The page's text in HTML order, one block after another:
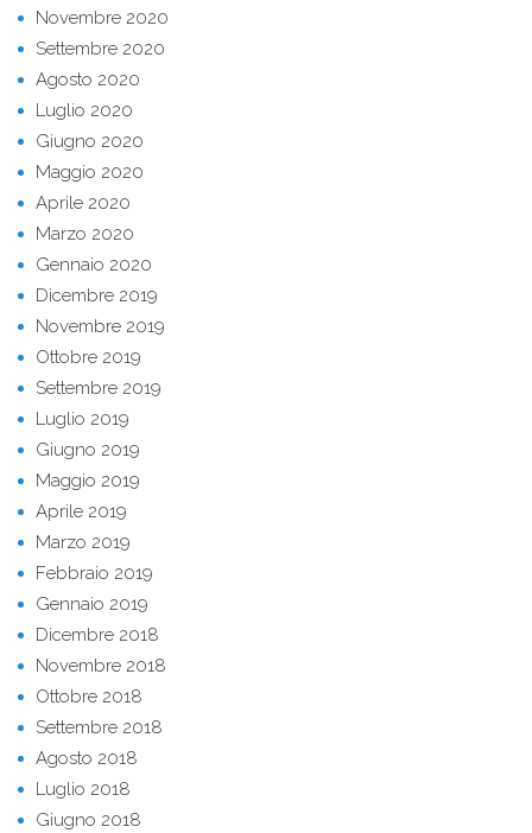
Novembre 2020
Settembre 2020
Agosto 2020
Luglio 2020
Giugno 2020
Maggio 2020
Aprile 2020
Marzo 2020
Gennaio 2020
Dicembre 2019
Novembre 2019
Ottobre 2019
Settembre 2019
Luglio 2019
Giugno 2019
Maggio 2019
Aprile 2019
Marzo 2019
Febbraio 2019
Gennaio 2019
Dicembre 2018
Novembre 2018
Ottobre 2018
Settembre 2018
Agosto 2018
Luglio 2018
Giugno 2018